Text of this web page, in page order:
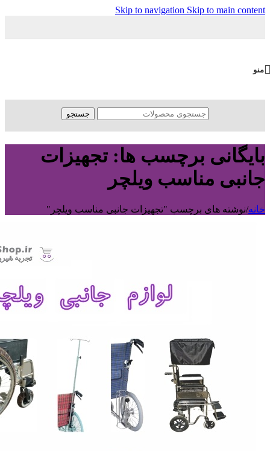
Skip to navigation Skip to main content
منو
جستجو
بایگانی برچسب ها: تجهیزات
جانبی مناسب ویلچر
خانه/نوشته های برچسب "تجهیزات جانبی مناسب ویلچر"